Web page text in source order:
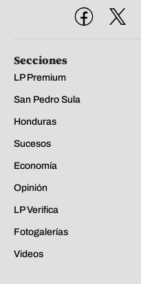
Secciones
LP Premium
San Pedro Sula
Honduras
Sucesos
Economía
Opinión
LP Verifica
Fotogalerías
Videos